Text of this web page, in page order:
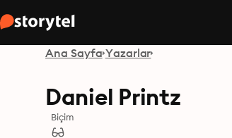
Ana Sayfa Yazarlar
Daniel Printz
Biçim